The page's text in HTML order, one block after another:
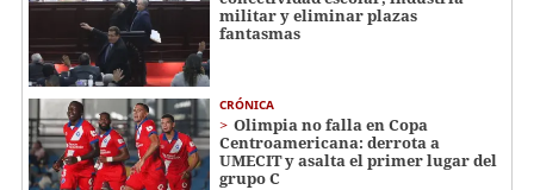
militar y eliminar plazas
fantasmas
CRÓNICA
Olimpia no falla en Copa
Centroamericana: derrota a
UMECIT y asalta el primer lugar del
grupo C